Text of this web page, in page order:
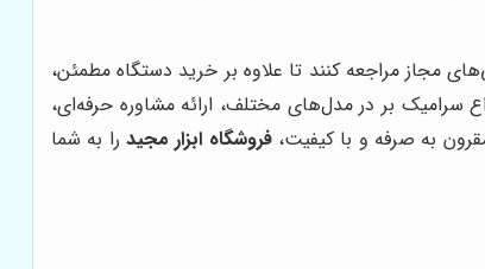
مجاز مراجعه کنند تا علاوه بر خرید دستگاه مطمئن،
سرامیک بر در مدل‌های مختلف، ارائه مشاوره حرفه‌ای،
به صرفه و با کیفیت،فروشگاه ابزار مجید را به شما